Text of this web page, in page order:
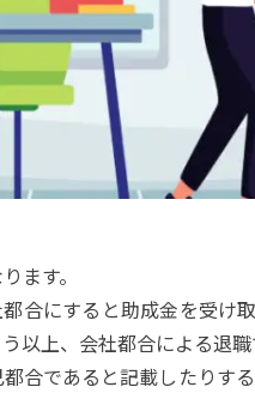
ます。
合にすると助成金を受け
以上、会社都合による退職
であると記載したりす